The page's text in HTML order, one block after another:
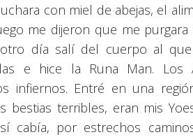
con miel de abejas, el
me dijeron que me
día salí del cuerpo al
e hice la Runa Man. Los
infiernos. Entré en una
bestias terribles, eran mis
cabía, por estrechos